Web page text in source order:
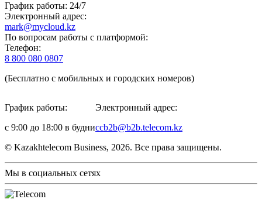
График работы: 24/7
Электронный адрес:
mark@mycloud.kz
По вопросам работы с платформой:
Телефон:
8 800 080 0807
(Бесплатно с мобильных и городских номеров)
График работы:
с 9:00 до 18:00 в будни
Электронный адрес:
ccb2b@b2b.telecom.kz
© Kazakhtelecom Business, 2026. Все права защищены.
Мы в социальных сетях